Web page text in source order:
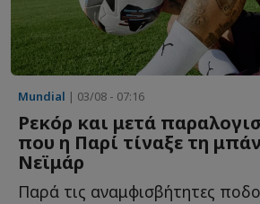
Mundial | 03/08 - 07:16
Ρεκόρ και μετά
που η Παρί τίναξε τη
Νεϊμάρ